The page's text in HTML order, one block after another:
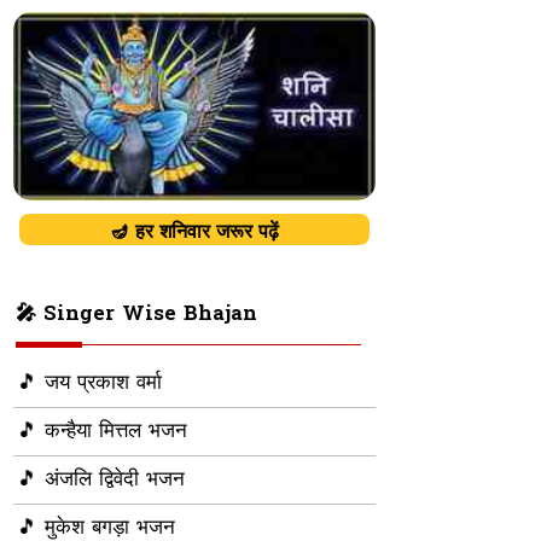
🪔 हर शनिवार जरूर पढ़ें
🎤 Singer Wise Bhajan
🎵 जय प्रकाश वर्मा
🎵 कन्हैया मित्तल भजन
🎵 अंजलि द्विवेदी भजन
🎵 मुकेश बगड़ा भजन